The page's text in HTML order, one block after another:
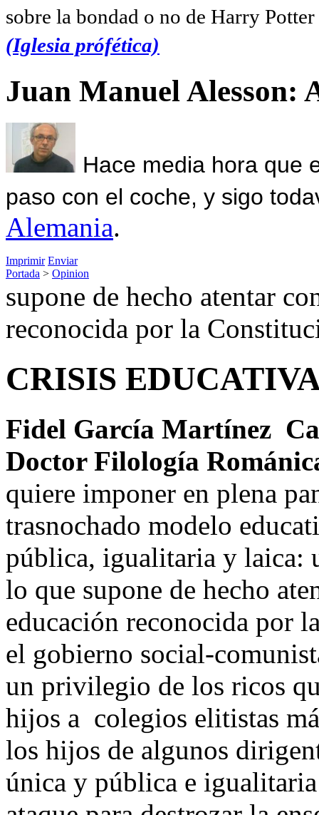
sobre la bondad o no de Harry
(Iglesia prófética)
Juan Manuel Alesson:
Hace media hora que
paso con el coche, y sigo
Alemania.
Imprimir Enviar
Portada > Opinion
supone de hecho atentar
reconocida por la
CRISIS
Fidel García Martínez
Doctor Filología
quiere imponer en plena
trasnochado modelo
pública, igualitaria y laica:
lo que supone de hecho
educación reconocida por
el gobierno social-
un privilegio de los ricos
hijos a colegios elitistas
los hijos de algunos
única y pública e